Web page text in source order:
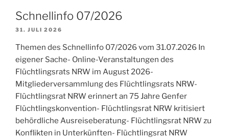
Schnellinfo 07/2026
31. JULI 2026
Themen des Schnellinfo 07/2026 vom 31.07.2026 In
eigener Sache- Online-Veranstaltungen des
Flüchtlingsrats NRW im August 2026-
Mitgliederversammlung des Flüchtlingsrats NRW-
Flüchtlingsrat NRW erinnert an 75 Jahre Genfer
Flüchtlingskonvention- Flüchtlingsrat NRW kritisiert
behördliche Ausreiseberatung- Flüchtlingsrat NRW zu
Konflikten in Unterkünften- Flüchtlingsrat NRW